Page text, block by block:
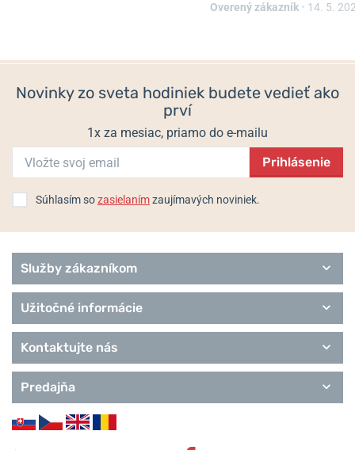
19,80 € 29,70 €
Overený zákazník • 14. 5.
Novinky zo sveta hodiniek budete vedieť ako
prví
1x za mesiac, priamo do e-mailu
Prihlásenie
Súhlasím sozasielanímzaujímavých noviniek.
Služby zákazníkom
Užitočné informácie
Kontaktujte nás
Predajňa